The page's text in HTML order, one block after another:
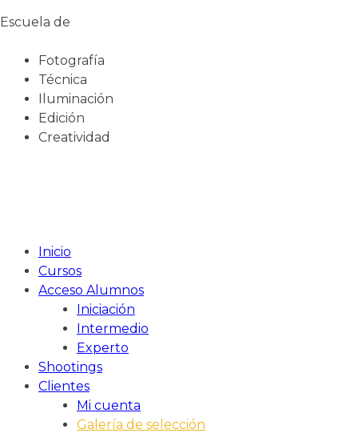
Escuela de
Fotografía
Técnica
Iluminación
Edición
Creatividad
Inicio
Cursos
Acceso Alumnos
Iniciación
Intermedio
Experto
Shootings
Clientes
Mi cuenta
Galería de selección